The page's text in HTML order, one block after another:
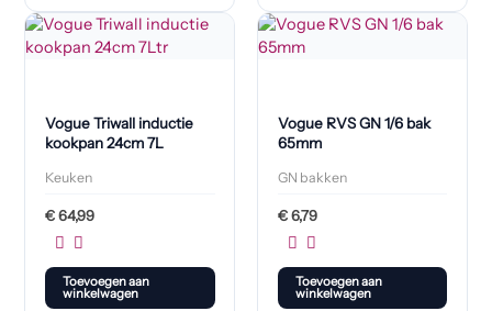
Vogue Triwall inductie
kookpan 24cm 7L
Keuken
€64,99
Toevoegen aan
winkelwagen
Vogue RVS GN 1/6 bak
65mm
GN bakken
€6,79
Toevoegen aan
winkelwagen